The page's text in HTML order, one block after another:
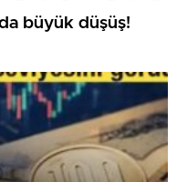
büyük düşüş!